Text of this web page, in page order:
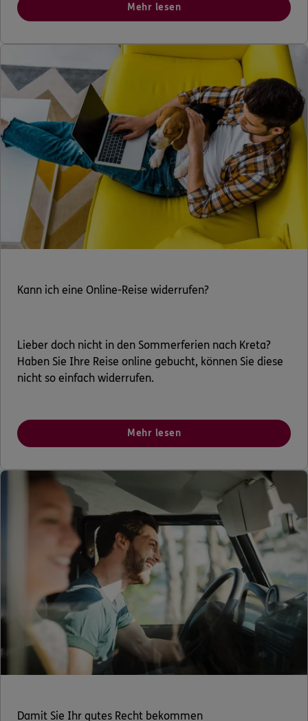
Mehr lesen
Kann ich eine Online-Reise widerrufen?
Lieber doch nicht in den Sommerferien nach Kreta?
Haben Sie Ihre Reise online gebucht, können Sie diese
nicht so einfach widerrufen.
Mehr lesen
Damit Sie Ihr gutes Recht bekommen